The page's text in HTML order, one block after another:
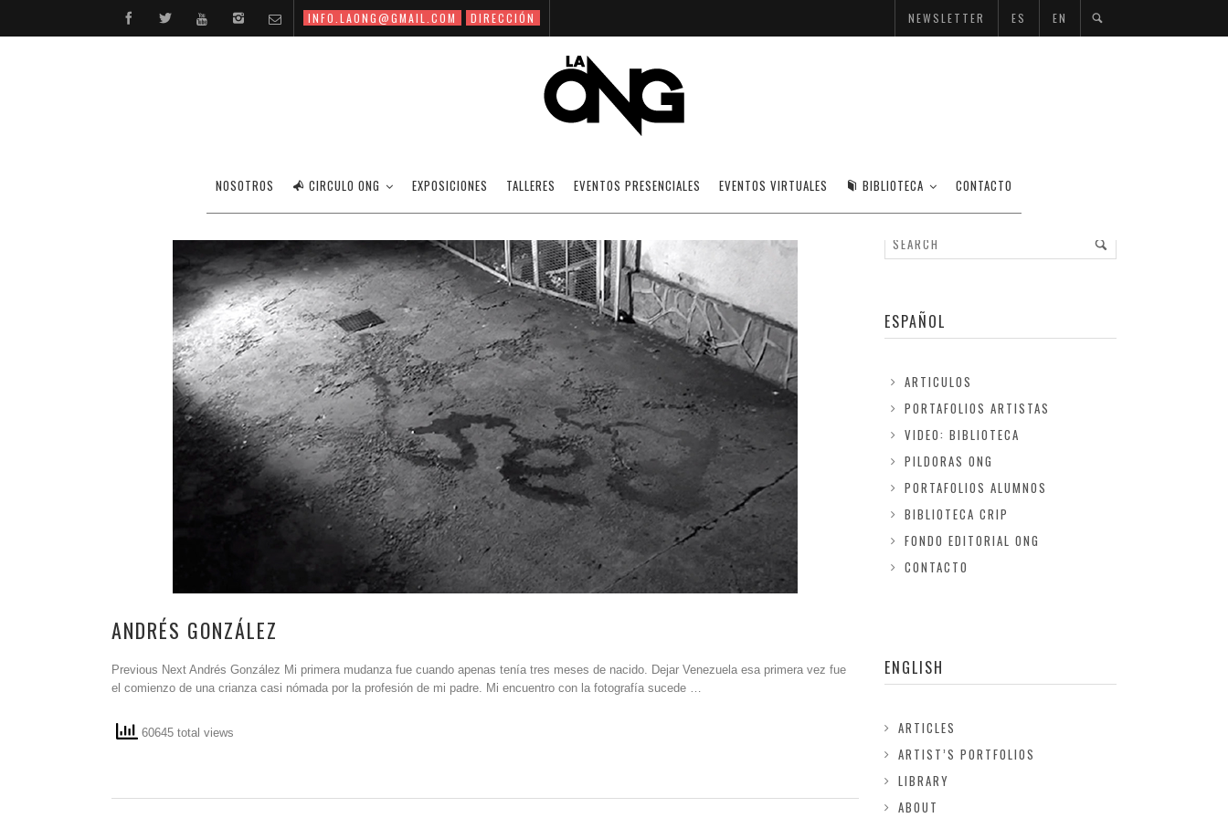
INFO.LAONG@GMAIL.COM DIRECCIÓN NEWSLETTER ES EN
NOSOTROS CIRCULO ONG EXPOSICIONES TALLERES EVENTOS PRESENCIALES EVENTOS VIRTUALES BIBLIOTECA CONTACTO
ANDRÉS GONZÁLEZ
ANDRÉS GONZÁLEZ
Previous Next Andrés González Mi primera mudanza fue cuando apenas tenía tres meses de nacido. Dejar Venezuela esa primera vez fue
el comienzo de una crianza casi nómada por la profesión de mi padre. Mi encuentro con la fotografía sucede …
60645 total views
ESPAÑOL
ARTICULOS
PORTAFOLIOS ARTISTAS
VIDEO: BIBLIOTECA
PILDORAS ONG
PORTAFOLIOS ALUMNOS
BIBLIOTECA CRIP
FONDO EDITORIAL ONG
CONTACTO
ENGLISH
ARTICLES
ARTIST’S PORTFOLIOS
LIBRARY
ABOUT